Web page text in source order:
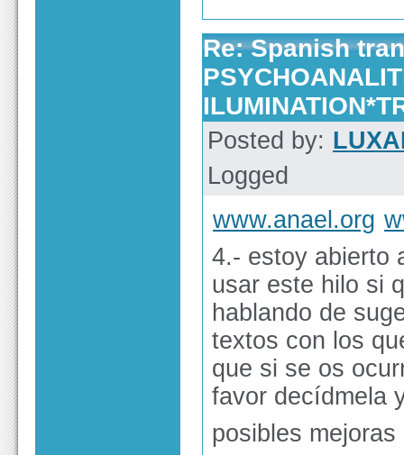
Re: Spanish
Posted by:
Logged
www.anael.org
4.- estoy abierto
usar este hilo si
hablando de
textos con los
que si se os
favor decídmela
posibles